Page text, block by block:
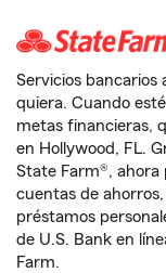
Servicios bancarios
quiera. Cuando
metas financieras,
en Hollywood, FL.
State Farm®, ahora
cuentas de
préstamos
de U.S. Bank en
Farm.